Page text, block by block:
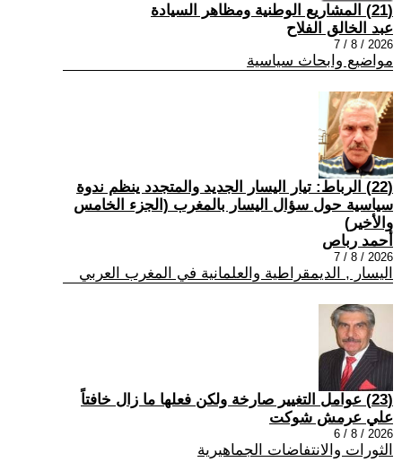
(21) المشاريع الوطنية ومظاهر السيادة
عبد الخالق الفلاح
2026 / 8 / 7
مواضيع وابحاث سياسية
(22) الرباط: تيار اليسار الجديد والمتجدد ينظم ندوة
سياسية حول سؤال اليسار بالمغرب (الجزء الخامس
والأخير)
أحمد رباص
2026 / 8 / 7
اليسار , الديمقراطية والعلمانية في المغرب العربي
(23) عوامل التغيير صارخة ولكن فعلها ما زال خافتاً
علي عرمش شوكت
2026 / 8 / 6
الثورات والانتفاضات الجماهيرية